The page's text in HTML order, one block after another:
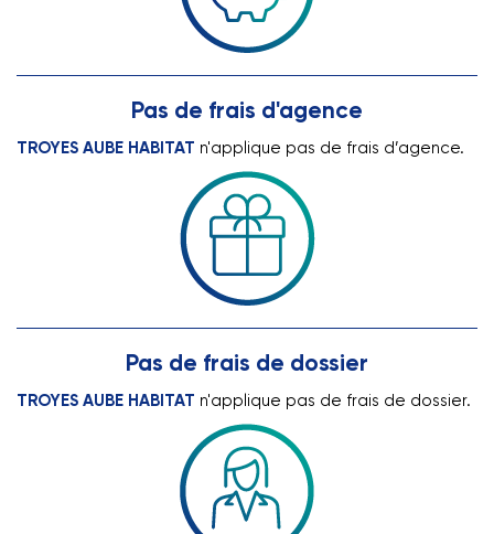
Pas de frais d'agence
TROYES AUBE HABITAT n'applique pas de frais d’agence.
Pas de frais de dossier
TROYES AUBE HABITAT n'applique pas de frais de dossier.